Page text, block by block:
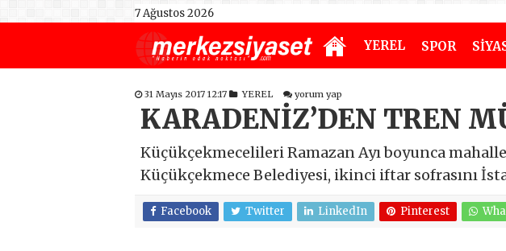
7 Ağustos 2026
YEREL SPOR
31 Mayıs 2017 12:17 YEREL yorum yap
KARADENİZ’DEN TREN
Küçükçekmecelileri Ramazan Ayı boyunca
Küçükçekmece Belediyesi, ikinci iftar sofrasını
Facebook Twitter LinkedIn Pinterest